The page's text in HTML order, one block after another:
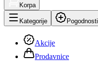
Korpa
Kategorije Pogodnosti
Akcije
Prodavnice